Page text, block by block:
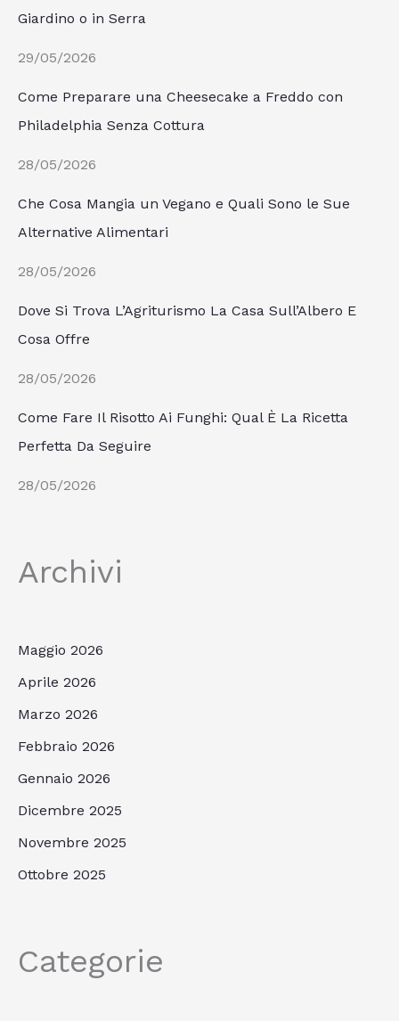
Giardino o in Serra
29/05/2026
Come Preparare una Cheesecake a Freddo con
Philadelphia Senza Cottura
28/05/2026
Che Cosa Mangia un Vegano e Quali Sono le Sue
Alternative Alimentari
28/05/2026
Dove Si Trova L’Agriturismo La Casa Sull’Albero E
Cosa Offre
28/05/2026
Come Fare Il Risotto Ai Funghi: Qual È La Ricetta
Perfetta Da Seguire
28/05/2026
Archivi
Maggio 2026
Aprile 2026
Marzo 2026
Febbraio 2026
Gennaio 2026
Dicembre 2025
Novembre 2025
Ottobre 2025
Categorie